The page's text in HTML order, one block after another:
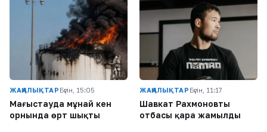
ЖАҢАЛЫҚТАР Бүгін, 15:05
Маңғыстауда мұнай кен
орнында өрт шықты
ЖАҢАЛЫҚТАР Бүгін, 11:17
Шавкат Рахмоновтың
отбасы қара жамылды